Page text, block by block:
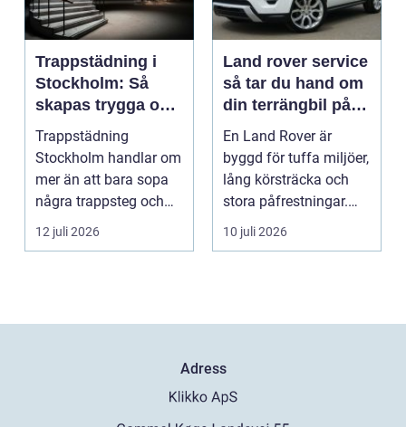
Trappstädning i
Stockholm: Så
skapas trygga och
trivsamma
trapphus
Trappstädning
Stockholm handlar om
mer än att bara sopa
några trappsteg och
torka en...
12 juli 2026
Land rover service
så tar du hand om
din terrängbil på
rätt sätt
En Land Rover är
byggd för tuffa miljöer,
lång körsträcka och
stora påfrestningar.
Samtidigt är det ...
10 juli 2026
Adress